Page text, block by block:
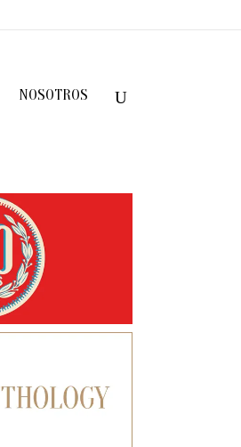
NOSOTROS